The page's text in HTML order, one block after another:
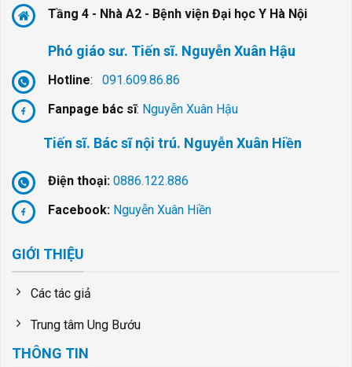
Tầng 4 - Nhà A2 - Bệnh viện Đại học Y Hà Nội
Phó giáo sư. Tiến sĩ. Nguyễn Xuân Hậu
Hotline: 091.609.86.86
Fanpage bác sĩ: Nguyễn Xuân Hậu
Tiến sĩ. Bác sĩ nội trú. Nguyễn Xuân Hiền
Điện thoại: 0886.122.886
Facebook: Nguyễn Xuân Hiền
GIỚI THIỆU
Các tác giả
Trung tâm Ung Bướu
THÔNG TIN